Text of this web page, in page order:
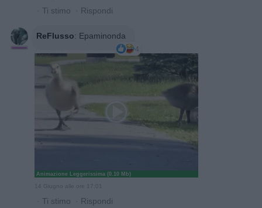
· Ti stimo · Rispondi
ReFlusso: Epaminonda
4
Animazione Leggerissima (0.10 Mb)
14 Giugno alle ore 17:01
· Ti stimo · Rispondi